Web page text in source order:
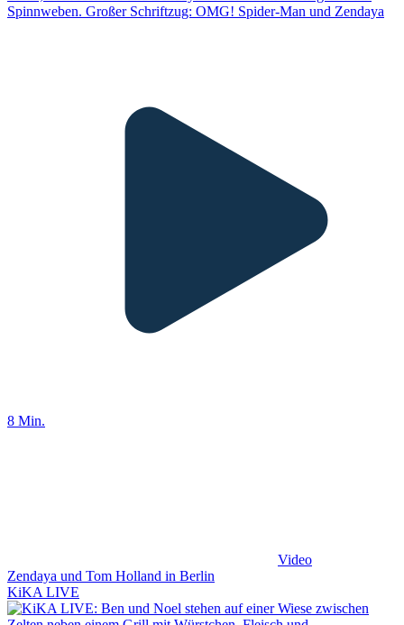
8 Min.
Video
Zendaya und Tom Holland in Berlin
KiKA LIVE